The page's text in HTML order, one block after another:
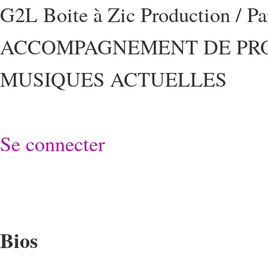
G2L Boite à Zic Production /
ACCOMPAGNEMENT DE
MUSIQUES ACTUELLES
Se connecter
Bios